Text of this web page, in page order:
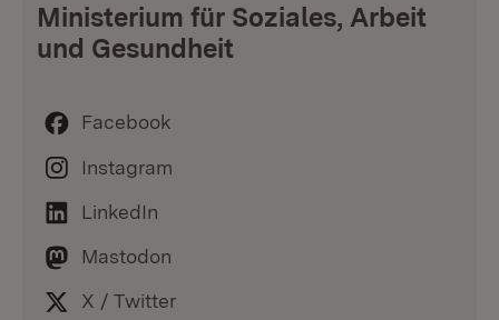
Ministerium für Soziales, Arbeit
und Gesundheit
Facebook
Instagram
LinkedIn
Mastodon
X / Twitter